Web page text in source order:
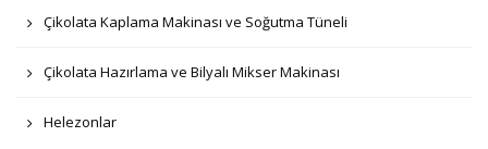
Çikolata Kaplama Makinası ve Soğutma Tüneli
Çikolata Hazırlama ve Bilyalı Mikser Makinası
Helezonlar